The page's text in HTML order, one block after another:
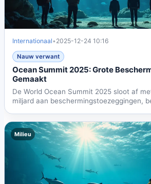
Internationaal• 2025-12-24 10:16
Nauw verwant
Ocean Summit 2025: Grote
Gemaakt
De World Ocean Summit 2025 sloot af
miljard aan beschermingstoezeggingen,
Milieu